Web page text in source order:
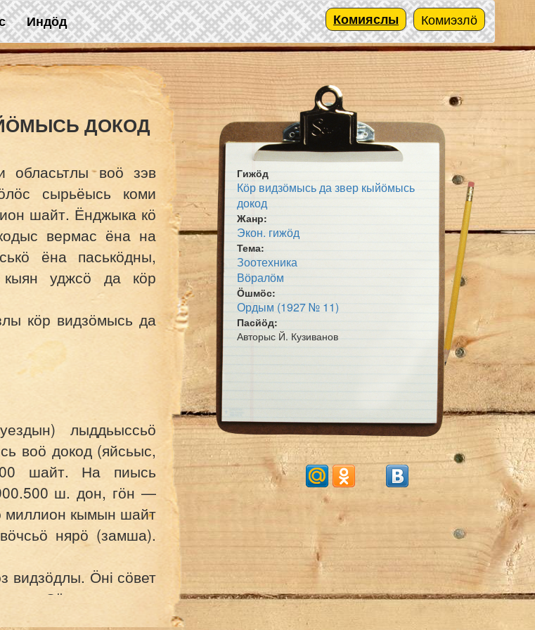
Индӧд Комиэзлӧ
Комияслы
ДОКОД
обласьтлы воӧ зэв
сырьёысь коми
шайт. Ёнджыка кӧ
вермас ёна на
ёна паськӧдны,
уджсӧ да кӧр
кӧр видзӧмысь да
лыддьыссьӧ
воӧ докод (яйсьыс,
шайт. На пиысь
ш. дон, гӧн —
кымын шайт
нярӧ (замша).
видзӧдлы. Ӧні сӧвет
Сӧмын гырысь
босьтчыны
Гижӧд
Кӧр видзӧмысь да звер кыйӧмысь
докод
Жанр:
Экон. гижӧд
Тема:
Зоотехника
Вӧралӧм
Ӧшмӧс:
Ордым (1927 № 11)
Пасйӧд:
Авторыс Й. Кузиванов